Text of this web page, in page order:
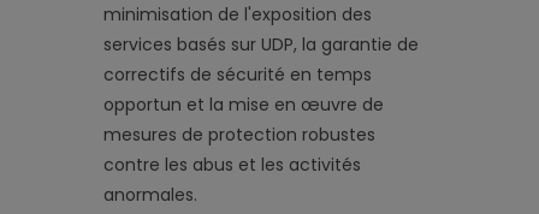
minimisation de l'exposition des
services basés sur UDP, la garantie de
correctifs de sécurité en temps
opportun et la mise en œuvre de
mesures de protection robustes
contre les abus et les activités
anormales.